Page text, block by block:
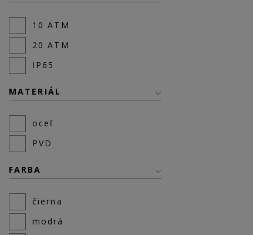
10 ATM
20 ATM
IP65
MATERIÁL
oceľ
PVD
FARBA
čierna
modrá